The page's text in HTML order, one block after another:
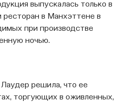
выпускалась только в
в Манхэттене в
при производстве
ночью.
решила, что ее
торгующих в оживленных,